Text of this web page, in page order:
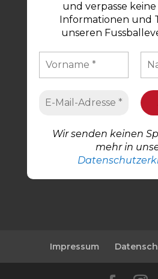
und verpasse
Informationen und
unseren
Wir senden keinen
mehr in
Impressum